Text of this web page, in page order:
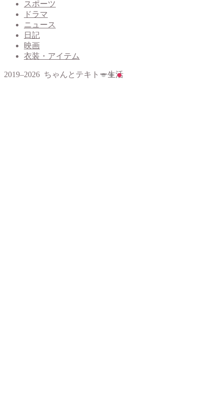
スポーツ
ドラマ
ニュース
日記
映画
衣装・アイテム
2019–2026 ちゃんとテキトー生活